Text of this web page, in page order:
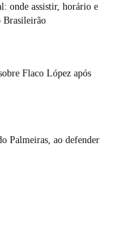
onde assistir, horário e
Brasileirão
Flaco López após
Palmeiras, ao defender